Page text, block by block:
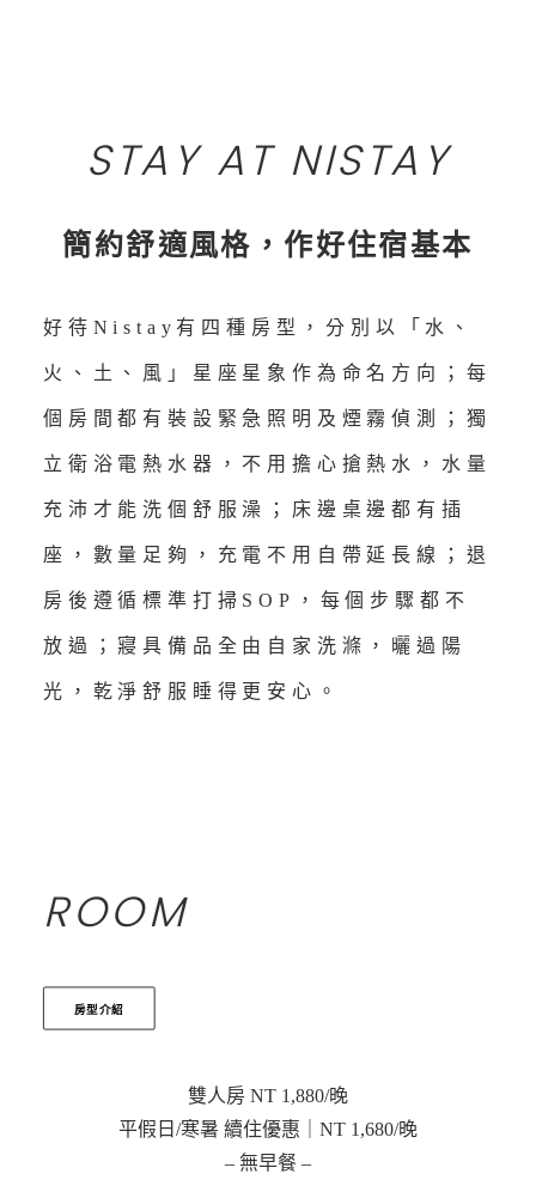
STAY AT NISTAY
簡約舒適風格，作好住宿基本
好待Nistay有四種房型，分別以「水、
火、土、風」星座星象作為命名方向；每
個房間都有裝設緊急照明及煙霧偵測；獨
立衛浴電熱水器，不用擔心搶熱水，水量
充沛才能洗個舒服澡；床邊桌邊都有插
座，數量足夠，充電不用自帶延長線；退
房後遵循標準打掃SOP，每個步驟都不
放過；寢具備品全由自家洗滌，曬過陽
光，乾淨舒服睡得更安心。
ROOM
房型介紹
雙人房 NT 1,880/晚
平假日/寒暑 續住優惠｜NT 1,680/晚
– 無早餐 –